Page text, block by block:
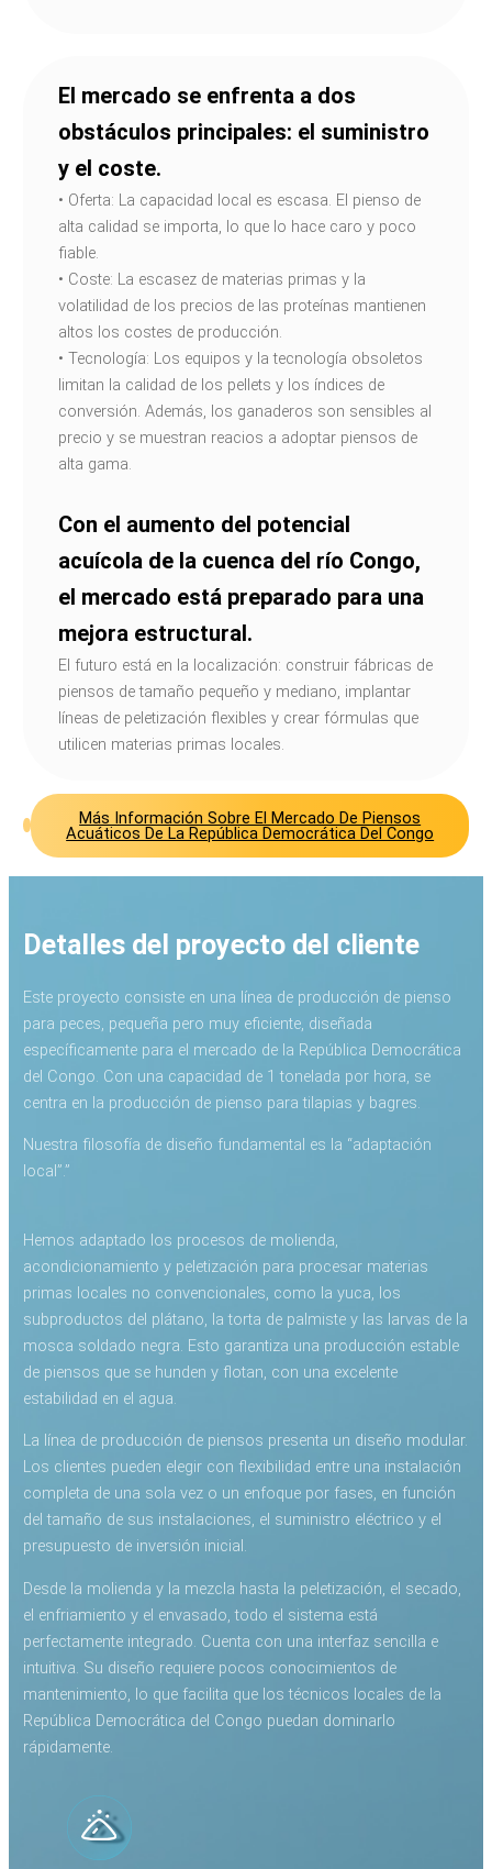
El mercado se enfrenta a dos
obstáculos principales: el suministro
y el coste.
• Oferta: La capacidad local es escasa. El pienso de
alta calidad se importa, lo que lo hace caro y poco
fiable.
• Coste: La escasez de materias primas y la
volatilidad de los precios de las proteínas mantienen
altos los costes de producción.
• Tecnología: Los equipos y la tecnología obsoletos
limitan la calidad de los pellets y los índices de
conversión. Además, los ganaderos son sensibles al
precio y se muestran reacios a adoptar piensos de
alta gama.
Con el aumento del potencial
acuícola de la cuenca del río Congo,
el mercado está preparado para una
mejora estructural.
El futuro está en la localización: construir fábricas de
piensos de tamaño pequeño y mediano, implantar
líneas de peletización flexibles y crear fórmulas que
utilicen materias primas locales.
Más Información Sobre El Mercado De Piensos
Acuáticos De La República Democrática Del Congo
Detalles del proyecto del cliente
Este proyecto consiste en una línea de producción de pienso
para peces, pequeña pero muy eficiente, diseñada
específicamente para el mercado de la República Democrática
del Congo. Con una capacidad de 1 tonelada por hora, se
centra en la producción de pienso para tilapias y bagres.
Nuestra filosofía de diseño fundamental es la “adaptación
local”.”
Hemos adaptado los procesos de molienda,
acondicionamiento y peletización para procesar materias
primas locales no convencionales, como la yuca, los
subproductos del plátano, la torta de palmiste y las larvas de la
mosca soldado negra. Esto garantiza una producción estable
de piensos que se hunden y flotan, con una excelente
estabilidad en el agua.
La línea de producción de piensos presenta un diseño modular.
Los clientes pueden elegir con flexibilidad entre una instalación
completa de una sola vez o un enfoque por fases, en función
del tamaño de sus instalaciones, el suministro eléctrico y el
presupuesto de inversión inicial.
Desde la molienda y la mezcla hasta la peletización, el secado,
el enfriamiento y el envasado, todo el sistema está
perfectamente integrado. Cuenta con una interfaz sencilla e
intuitiva. Su diseño requiere pocos conocimientos de
mantenimiento, lo que facilita que los técnicos locales de la
República Democrática del Congo puedan dominarlo
rápidamente.